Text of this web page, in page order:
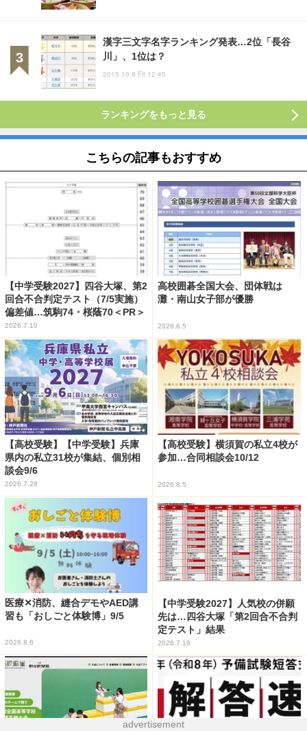
漢字三文字名字ランキング発表…2位「長谷
川」、1位は？
2015.10.9 Fri 12:45
ランキングをもっと見る
こちらの記事もおすすめ
【中学受験2027】四谷大塚、第2
回合不合判定テスト（7/5実施）
偏差値…筑駒74・桜蔭70＜PR＞
2026.7.10
高校囲碁全国大会、団体戦は
灘・南山女子部が優勝
2026.8.5
【高校受験】【中学受験】兵庫
県内の私立31校が集結、個別相
談会9/6
2026.7.28
【高校受験】横須賀の私立4校が
参加…合同相談会10/12
2026.8.5
医療✕消防、縫合デモやAED講
習も「おしごと体験博」9/5
2026.8.6
【中学受験2027】人気校の併願
先は…四谷大塚「第2回合不合判
定テスト」結果
2026.7.16
advertisement